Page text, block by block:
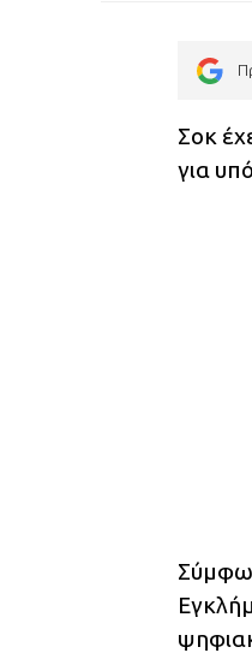
Σοκ
για